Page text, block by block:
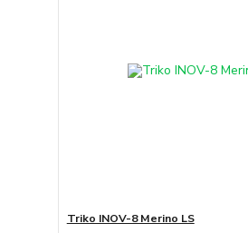
Triko INOV-8 Merino LS